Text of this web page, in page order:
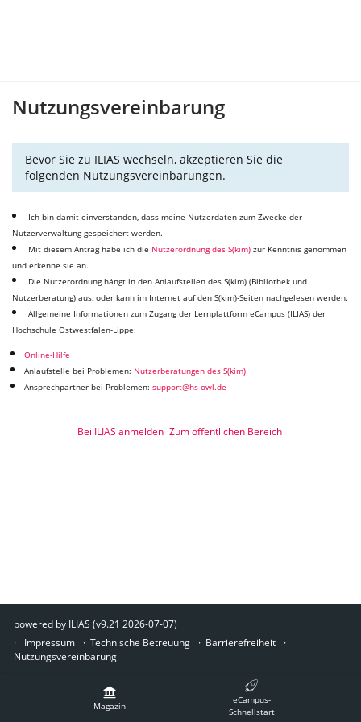
Magazin
eCampus-
Schnellstart
Nutzungsvereinbarung
Bevor Sie zu ILIAS wechseln, akzeptieren Sie die
folgenden Nutzungsvereinbarungen.
Ich bin damit einverstanden, dass meine Nutzerdaten zum Zwecke der
Nutzerverwaltung gespeichert werden.
Mit diesem Antrag habe ich die Nutzerordnung des S(kim) zur Kenntnis genommen
und erkenne sie an.
Die Nutzerordnung hängt in den Anlaufstellen des S(kim) (Bibliothek und
Nutzerberatung) aus, oder kann im Internet auf den S(kim)-Seiten nachgelesen werden.
Allgemeine Informationen zum Zugang der Lernplattform eCampus (ILIAS) der
Hochschule Ostwestfalen-Lippe:
Online-Hilfe
Anlaufstelle bei Problemen: Nutzerberatungen des S(kim)
Ansprechpartner bei Problemen: support@hs-owl.de
Bei ILIAS anmelden Zum öffentlichen Bereich
powered by ILIAS (v9.21 2026-07-07)
Impressum
Technische Betreuung
Barrierefreiheit
Nutzungsvereinbarung